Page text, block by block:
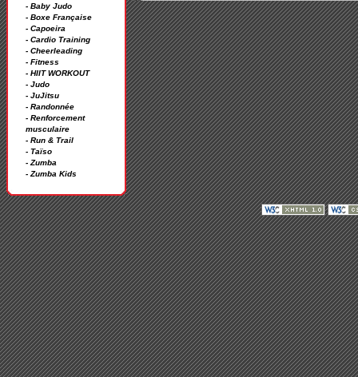
- Baby Judo
- Boxe Française
- Capoeira
- Cardio Training
- Cheerleading
- Fitness
- HIIT WORKOUT
- Judo
- JuJitsu
- Randonnée
- Renforcement
musculaire
- Run & Trail
- Taïso
- Zumba
- Zumba Kids